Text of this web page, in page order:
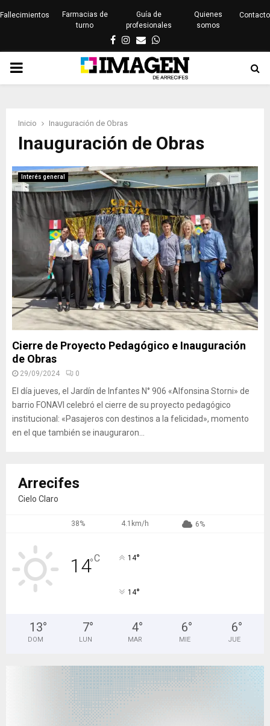
Fallecimientos
Farmacias de
turno
Guía de
profesionales
Quienes
somos
Contacto
Facebook
Instagram
EmailWhatsapp
PRIMARY
Inicio Inauguración de Obras
Inauguración de Obras
Interés general
Cierre de Proyecto Pedagógico e Inauguración
de Obras
29/09/2024 0
El día jueves, el Jardín de Infantes N° 906 «Alfonsina Storni» de
barrio FONAVI celebró el cierre de su proyecto pedagógico
institucional: «Pasajeros con destinos a la felicidad», momento
en el que también se inauguraron...
Arrecifes
Cielo Claro
38% 4.1km/h 6%
14°C 14°
14°
13°
DOM
7°
LUN
4°
MAR
6°
MIE
6°
JUE